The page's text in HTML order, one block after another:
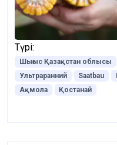
Түрі:
Шығыс Қазақстан облысы
Ультраранний
Saatbau
Ақмола
Қостанай